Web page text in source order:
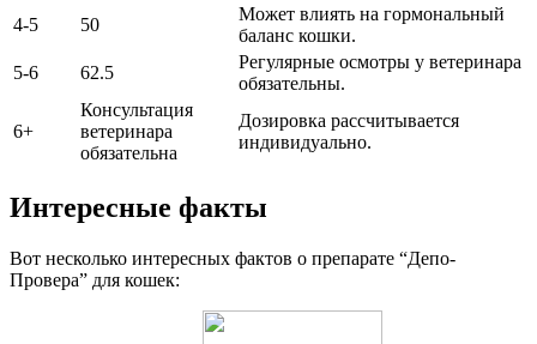
4-5
50
Может влиять на гормональный
баланс кошки.
5-6
62.5
Регулярные осмотры у ветеринара
обязательны.
6+
Консультация
ветеринара
обязательна
Дозировка рассчитывается
индивидуально.
Интересные факты
Вот несколько интересных фактов о препарате “Депо-
Провера” для кошек: